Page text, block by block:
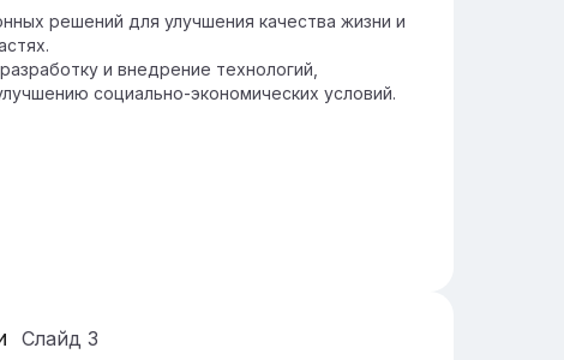
решений для улучшения качества жизни и
и внедрение технологий,
социально-экономических условий.
Слайд 3